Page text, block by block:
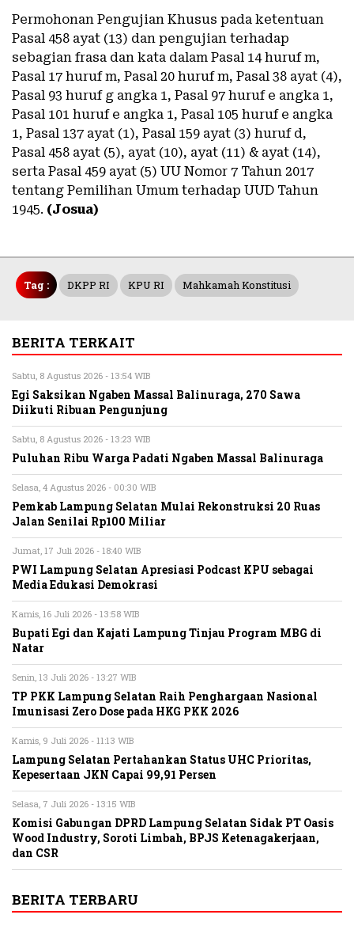
Permohonan Pengujian Khusus pada ketentuan
Pasal 458 ayat (13) dan pengujian terhadap
sebagian frasa dan kata dalam Pasal 14 huruf m,
Pasal 17 huruf m, Pasal 20 huruf m, Pasal 38 ayat (4),
Pasal 93 huruf g angka 1, Pasal 97 huruf e angka 1,
Pasal 101 huruf e angka 1, Pasal 105 huruf e angka
1, Pasal 137 ayat (1), Pasal 159 ayat (3) huruf d,
Pasal 458 ayat (5), ayat (10), ayat (11) & ayat (14),
serta Pasal 459 ayat (5) UU Nomor 7 Tahun 2017
tentang Pemilihan Umum terhadap UUD Tahun
1945. (Josua)
Tag : DKPP RI KPU RI Mahkamah Konstitusi
BERITA TERKAIT
Sabtu, 8 Agustus 2026 - 13:54 WIB
Egi Saksikan Ngaben Massal Balinuraga, 270 Sawa
Diikuti Ribuan Pengunjung
Sabtu, 8 Agustus 2026 - 13:23 WIB
Puluhan Ribu Warga Padati Ngaben Massal Balinuraga
Selasa, 4 Agustus 2026 - 00:30 WIB
Pemkab Lampung Selatan Mulai Rekonstruksi 20 Ruas
Jalan Senilai Rp100 Miliar
Jumat, 17 Juli 2026 - 18:40 WIB
PWI Lampung Selatan Apresiasi Podcast KPU sebagai
Media Edukasi Demokrasi
Kamis, 16 Juli 2026 - 13:58 WIB
Bupati Egi dan Kajati Lampung Tinjau Program MBG di
Natar
Senin, 13 Juli 2026 - 13:27 WIB
TP PKK Lampung Selatan Raih Penghargaan Nasional
Imunisasi Zero Dose pada HKG PKK 2026
Kamis, 9 Juli 2026 - 11:13 WIB
Lampung Selatan Pertahankan Status UHC Prioritas,
Kepesertaan JKN Capai 99,91 Persen
Selasa, 7 Juli 2026 - 13:15 WIB
Komisi Gabungan DPRD Lampung Selatan Sidak PT Oasis
Wood Industry, Soroti Limbah, BPJS Ketenagakerjaan,
dan CSR
BERITA TERBARU